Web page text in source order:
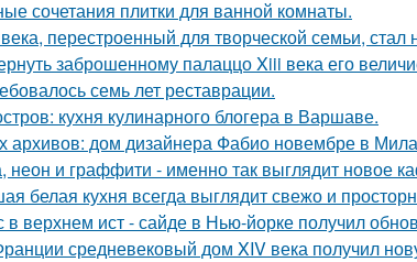
сочетания плитки для ванной комнаты.
перестроенный для творческой семьи,
заброшенному палаццо Xiii века его
семь лет реставрации.
кухня кулинарного блогера в Варшаве.
архивов: дом дизайнера Фабио новембре в
неон и граффити - именно так выглядит новое
белая кухня всегда выглядит свежо и
в верхнем ист - сайде в Нью-йорке получил
средневековый дом XIV века получил